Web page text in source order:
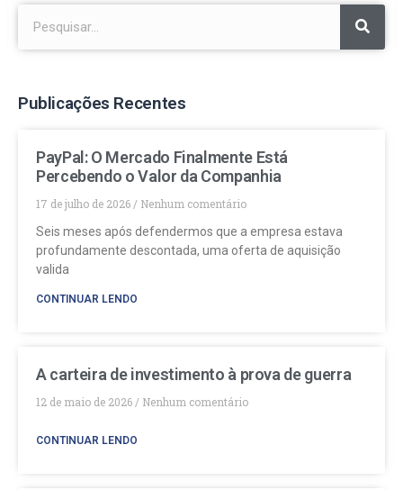
Publicações Recentes
PayPal: O Mercado Finalmente Está
Percebendo o Valor da Companhia
17 de julho de 2026
Nenhum comentário
Seis meses após defendermos que a empresa estava
profundamente descontada, uma oferta de aquisição
valida
CONTINUAR LENDO
A carteira de investimento à prova de guerra
12 de maio de 2026 Nenhum comentário
CONTINUAR LENDO